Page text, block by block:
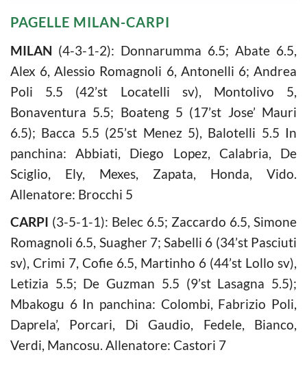
PAGELLE MILAN-CARPI
MILAN (4-3-1-2): Donnarumma 6.5; Abate 6.5,
Alex 6, Alessio Romagnoli 6, Antonelli 6; Andrea
Poli 5.5 (42’st Locatelli sv), Montolivo 5,
Bonaventura 5.5; Boateng 5 (17’st Jose’ Mauri
6.5); Bacca 5.5 (25’st Menez 5), Balotelli 5.5 In
panchina: Abbiati, Diego Lopez, Calabria, De
Sciglio, Ely, Mexes, Zapata, Honda, Vido.
Allenatore: Brocchi 5
CARPI (3-5-1-1): Belec 6.5; Zaccardo 6.5, Simone
Romagnoli 6.5, Suagher 7; Sabelli 6 (34’st Pasciuti
sv), Crimi 7, Cofie 6.5, Martinho 6 (44’st Lollo sv),
Letizia 5.5; De Guzman 5.5 (9’st Lasagna 5.5);
Mbakogu 6 In panchina: Colombi, Fabrizio Poli,
Daprela’, Porcari, Di Gaudio, Fedele, Bianco,
Verdi, Mancosu. Allenatore: Castori 7